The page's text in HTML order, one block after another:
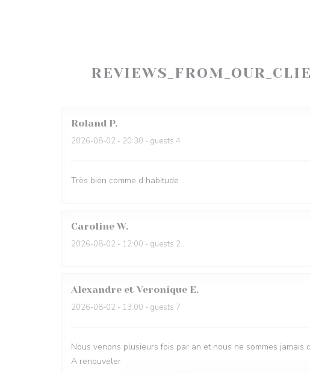
Roland P
2026-08-02 - 20:30 - guests 4
Très bien comme d habitude
Caroline W
2026-08-02 - 12:00 - guests 2
Alexandre et Veronique E
2026-08-02 - 13:00 - guests 7
Nous venons plusieurs fois par an et nous ne sommes
A renouveler